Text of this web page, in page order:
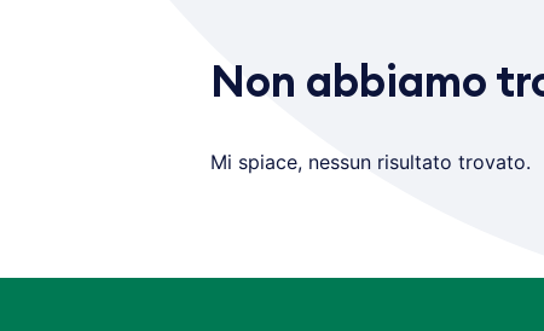
Non abbiamo
Mi spiace, nessun risultato trovato.